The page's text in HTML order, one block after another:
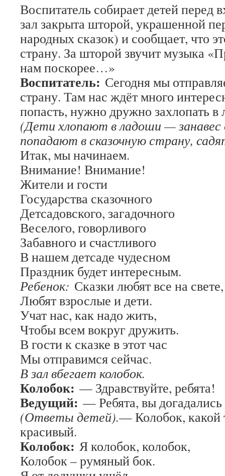
Воспитатель собирает детей перед
зал закрыта шторой, украшенной
народных сказок) и сообщает, что
страну. За шторой звучит музыка
нам поскорее…»
Воспитатель: Сегодня мы
страну. Там нас ждёт много
попасть, нужно дружно захлопать
(Дети хлопают в ладоши —
попадают в сказочную страну,
Итак, мы начинаем.
Внимание! Внимание!
Жители и гости
Государства сказочного
Детсадовского, загадочного
Веселого, говорливого
Забавного и счастливого
В нашем детсаде чудесном
Праздник будет интересным.
Ребенок: Сказки любят все на свете,
Любят взрослые и дети.
Учат нас, как надо жить,
Чтобы всем вокруг дружить.
В гости к сказке в этот час
Мы отправимся сейчас.
В зал вбегает колобок.
Колобок: — Здравствуйте, ребята!
Ведущий: — Ребята, вы догадались
(Ответы детей).— Колобок, какой
красивый.
Колобок: Я колобок, колобок,
Колобок – румяный бок.